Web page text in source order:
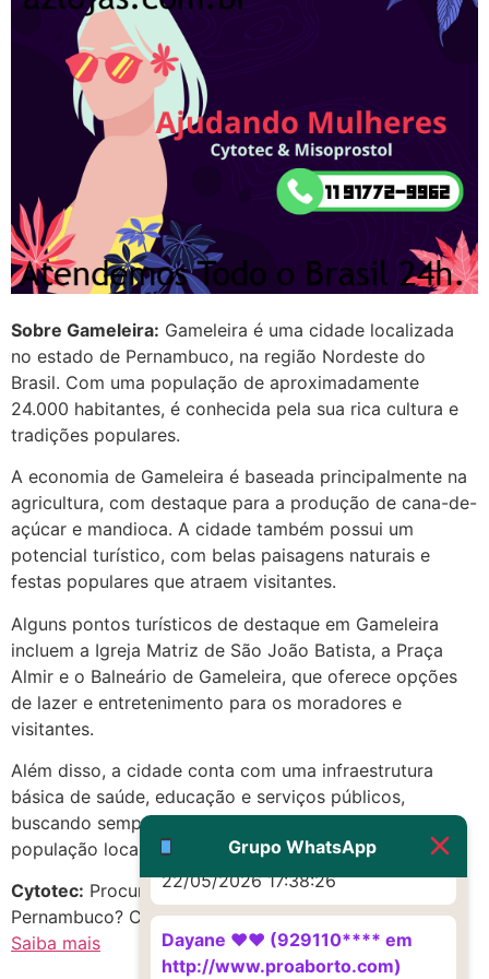
Sobre Gameleira: Gameleira é uma cidade localizada
no estado de Pernambuco, na região Nordeste do
Brasil. Com uma população de aproximadamente
24.000 habitantes, é conhecida pela sua rica cultura e
tradições populares.
A economia de Gameleira é baseada principalmente na
agricultura, com destaque para a produção de cana-de-
açúcar e mandioca. A cidade também possui um
potencial turístico, com belas paisagens naturais e
festas populares que atraem visitantes.
Alguns pontos turísticos de destaque em Gameleira
incluem a Igreja Matriz de São João Batista, a Praça
Almir e o Balneário de Gameleira, que oferece opções
de lazer e entretenimento para os moradores e
visitantes.
Além disso, a cidade conta com uma infraestrutura
básica de saúde, educação e serviços públicos,
buscando sempre melhorar a qualidade de vida da
população local.
Cytotec: Procurando remedio abortivo em Gameleira,
Pernambuco? Confira as melhores opções!
Saiba mais
Grupo WhatsApp
G (1199866**** em
http://www.proaborto.com)
Mulheres vocês sabem dizer
quem já tomou os remédio se
depois que para de menstruar
começa a sair um líquido
transparente, se é normal ?
22/05/2026 17:10:05
(879121**** em
http://www.proaborto.com)
Deve ser normal
22/05/2026 17:19:15
http://www.proaborto.com)
Eu acho, não sei
22/05/2026 17:19:16
http://www.proaborto.com)
Deve ser um corrimento normal
mesmo
G (1199866**** em
http://www.proaborto.com)
Muito obrigadaaaaa
22/05/2026 17:38:26
Dayane ♥️♥️ (929110**** em
http://www.proaborto.com)